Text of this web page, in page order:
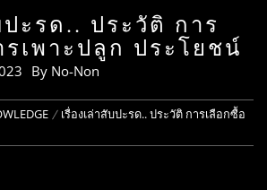
ปะรด.. ประวัติ การ
รเพาะปลูก ประโยชน์
By No-Non
เรื่องเล่าสับปะรด.. ประวัติ การเลือกซื้อ